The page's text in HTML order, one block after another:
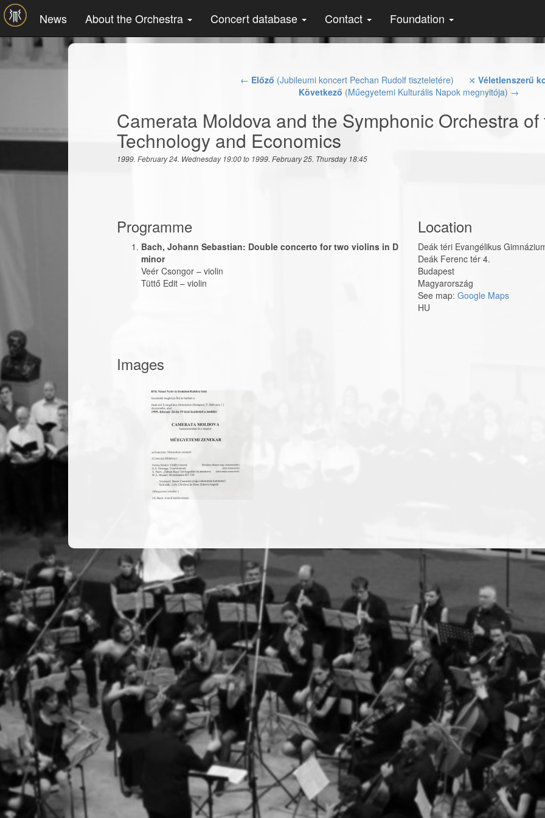
Skip to main content
News About the Orchestra Concert database Contact Foundation
← Előző (Jubileumi koncert Pechan Rudolf tiszteletére) ⤨ Véletlenszerű
Következő (Műegyetemi Kulturális Napok megnyitója) →
Camerata Moldova and the Symphonic Orchestra
Technology and Economics
1999. February 24. Wednesday 19:00to 1999. February 25. Thursday 18:45
Programme
Bach, Johann Sebastian: Double concerto for two violins in D
minor
Veér Csongor – violin
Tüttő Edit – violin
Location
Deák téri Evangélikus
Deák Ferenc tér 4.
Budapest
Magyarország
See map: Google Maps
HU
Images